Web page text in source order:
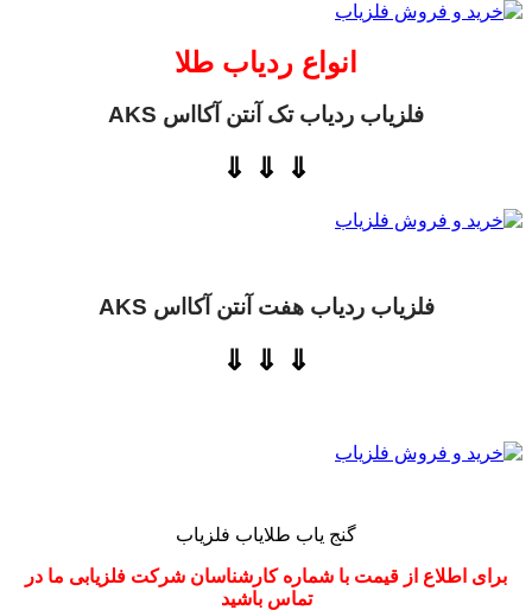
انواع ردیاب طلا
فلزیاب ردیاب تک آنتن آکااس AKS
⇓ ⇓ ⇓
فلزیاب ردیاب هفت آنتن آکااس AKS
⇓ ⇓ ⇓
گنج یاب طلایاب فلزیاب
برای اطلاع از قیمت با شماره کارشناسان شرکت فلزیابی ما در
تماس باشید